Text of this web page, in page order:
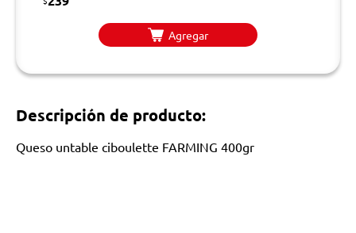
Agregar
Descripción de producto:
Queso untable ciboulette FARMING 400gr